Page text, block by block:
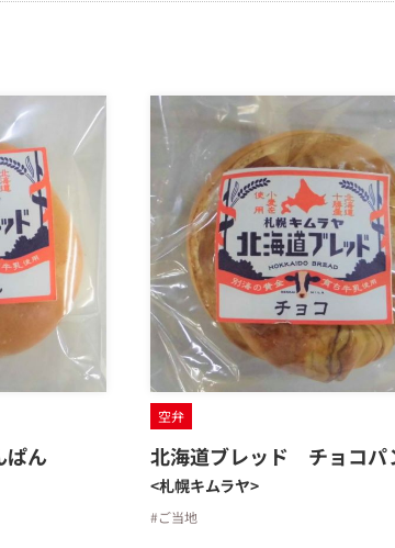
ん
空弁
北海道ブレッド チョコパ
<札幌キムラヤ>
#ご当地